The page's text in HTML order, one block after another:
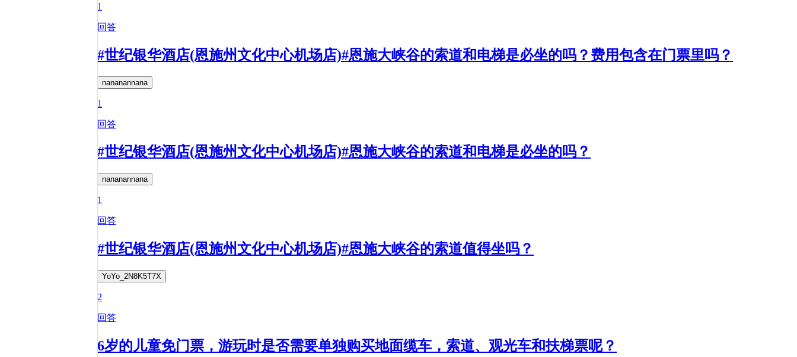
1
回答
#世纪银华酒店(恩施州文化中心机场店)#恩施大峡谷的索道和电梯是必坐的吗？费用包含在门票里吗？
nananannana
1
回答
#世纪银华酒店(恩施州文化中心机场店)#恩施大峡谷的索道和电梯是必坐的吗？
nananannana
1
回答
#世纪银华酒店(恩施州文化中心机场店)#恩施大峡谷的索道值得坐吗？
YoYo_2N8K5T7X
2
回答
6岁的儿童免门票，游玩时是否需要单独购买地面缆车，索道、观光车和扶梯票呢？